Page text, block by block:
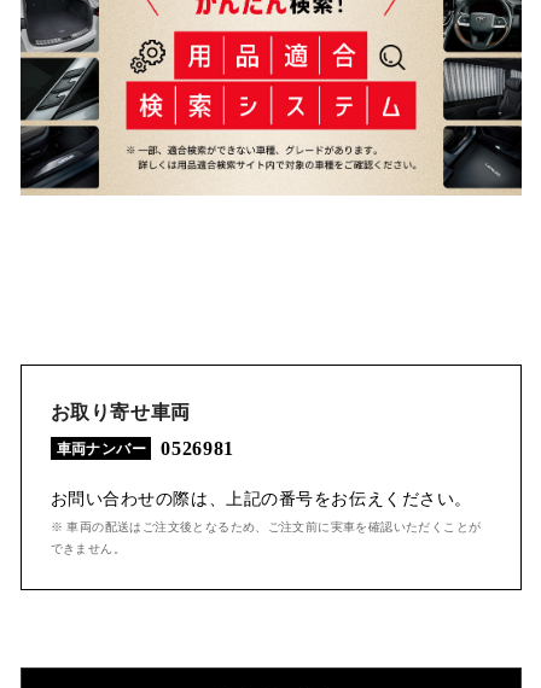
お取り寄せ車両
車両ナンバー 0526981
お問い合わせの際は、上記の番号をお伝えください。
※ 車両の配送はご注文後となるため、ご注文前に実車を確認いただくことが
できません。